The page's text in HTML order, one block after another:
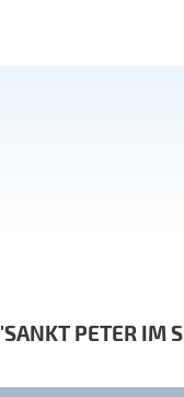
'SANKT PETER IM